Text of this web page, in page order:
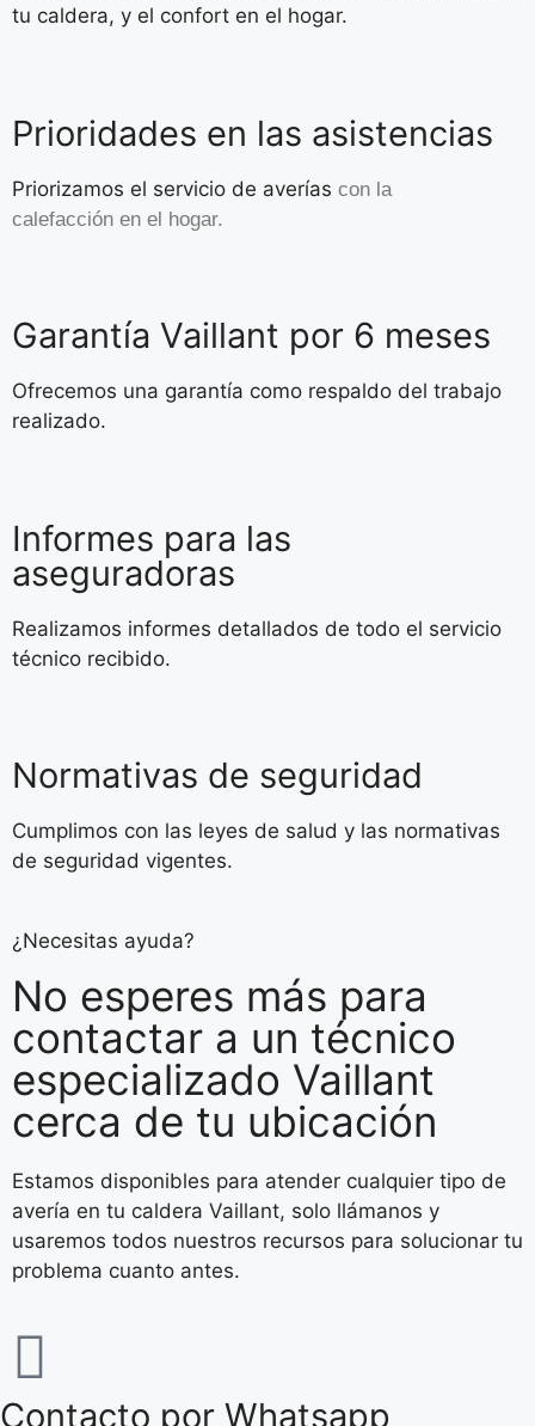
tu caldera, y el confort en el hogar.
Prioridades en las asistencias
Priorizamos el servicio de averías con la
calefacción en el hogar.
Garantía Vaillant por 6 meses
Ofrecemos una garantía como respaldo del trabajo
realizado.
Informes para las
aseguradoras
Realizamos informes detallados de todo el servicio
técnico recibido.
Normativas de seguridad
Cumplimos con las leyes de salud y las normativas
de seguridad vigentes.
¿Necesitas ayuda?
No esperes más para
contactar a un técnico
especializado Vaillant
cerca de tu ubicación
Estamos disponibles para atender cualquier tipo de
avería en tu caldera Vaillant, solo llámanos y
usaremos todos nuestros recursos para solucionar tu
problema cuanto antes.
Contacto por Whatsapp